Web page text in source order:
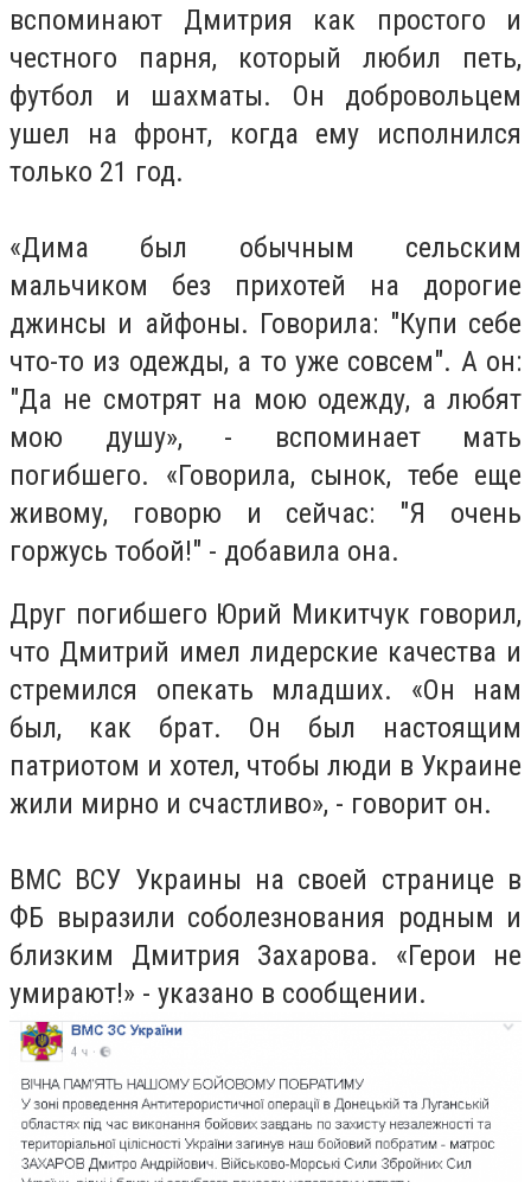
вспоминают Дмитрия как простого и
честного парня, который любил петь,
футбол и шахматы. Он добровольцем
ушел на фронт, когда ему исполнился
только 21 год.
«Дима был обычным сельским
мальчиком без прихотей на дорогие
джинсы и айфоны. Говорила: "Купи себе
что-то из одежды, а то уже совсем". А он:
"Да не смотрят на мою одежду, а любят
мою душу», - вспоминает мать
погибшего. «Говорила, сынок, тебе еще
живому, говорю и сейчас: "Я очень
горжусь тобой!" - добавила она.
Друг погибшего Юрий Микитчук говорил,
что Дмитрий имел лидерские качества и
стремился опекать младших. «Он нам
был, как брат. Он был настоящим
патриотом и хотел, чтобы люди в Украине
жили мирно и счастливо», - говорит он.
ВМС ВСУ Украины на своей странице в
ФБ выразили соболезнования родным и
близким Дмитрия Захарова. «Герои не
умирают!» - указано в сообщении.